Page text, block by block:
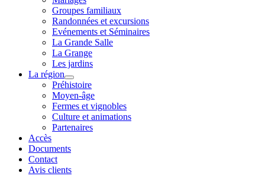
Groupes familiaux
Randonnées et excursions
Evénements et Séminaires
La Grande Salle
La Grange
Les jardins
La région
Préhistoire
Moyen-âge
Fermes et vignobles
Culture et animations
Partenaires
Accès
Documents
Contact
Avis clients